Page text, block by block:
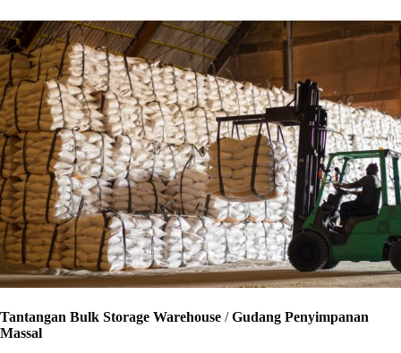
Tantangan Bulk Storage Warehouse /Gudang Penyimpanan
Massal